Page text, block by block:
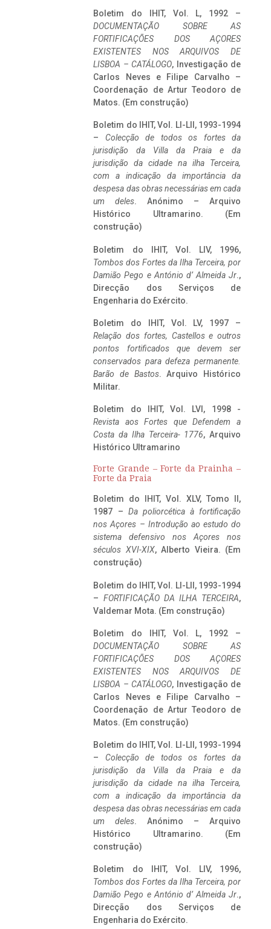
Boletim do IHIT, Vol. L, 1992 –
DOCUMENTAÇÃO SOBRE AS
FORTIFICAÇÕES DOS AÇORES
EXISTENTES NOS ARQUIVOS DE
LISBOA – CATÁLOGO, Investigação de
Carlos Neves e Filipe Carvalho –
Coordenação de Artur Teodoro de
Matos. (Em construção)
Boletim do IHIT, Vol. LI-LII, 1993-1994
– Colecção de todos os fortes da
jurisdição da Villa da Praia e da
jurisdição da cidade na ilha Terceira,
com a indicação da importância da
despesa das obras necessárias em cada
um deles. Anónimo – Arquivo
Histórico Ultramarino. (Em
construção)
Boletim do IHIT, Vol. LIV, 1996,
Tombos dos Fortes da Ilha Terceira, por
Damião Pego e António d’ Almeida Jr.,
Direcção dos Serviços de
Engenharia do Exército.
Boletim do IHIT, Vol. LV, 1997 –
Relação dos fortes, Castellos e outros
pontos fortificados que devem ser
conservados para defeza permanente.
Barão de Bastos. Arquivo Histórico
Militar.
Boletim do IHIT, Vol. LVI, 1998 -
Revista aos Fortes que Defendem a
Costa da Ilha Terceira- 1776, Arquivo
Histórico Ultramarino
Forte Grande – Forte da Prainha –
Forte da Praia
Boletim do IHIT, Vol. XLV, Tomo II,
1987 – Da poliorcética à fortificação
nos Açores – Introdução ao estudo do
sistema defensivo nos Açores nos
séculos XVI-XIX, Alberto Vieira. (Em
construção)
Boletim do IHIT, Vol. LI-LII, 1993-1994
– FORTIFICAÇÃO DA ILHA TERCEIRA,
Valdemar Mota. (Em construção)
Boletim do IHIT, Vol. L, 1992 –
DOCUMENTAÇÃO SOBRE AS
FORTIFICAÇÕES DOS AÇORES
EXISTENTES NOS ARQUIVOS DE
LISBOA – CATÁLOGO, Investigação de
Carlos Neves e Filipe Carvalho –
Coordenação de Artur Teodoro de
Matos. (Em construção)
Boletim do IHIT, Vol. LI-LII, 1993-1994
– Colecção de todos os fortes da
jurisdição da Villa da Praia e da
jurisdição da cidade na ilha Terceira,
com a indicação da importância da
despesa das obras necessárias em cada
um deles. Anónimo – Arquivo
Histórico Ultramarino. (Em
construção)
Boletim do IHIT, Vol. LIV, 1996,
Tombos dos Fortes da Ilha Terceira, por
Damião Pego e António d’ Almeida Jr.,
Direcção dos Serviços de
Engenharia do Exército.